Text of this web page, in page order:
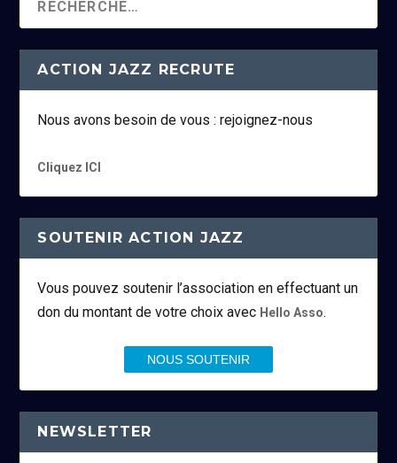
ACTION JAZZ RECRUTE
Nous avons besoin de vous : rejoignez-nous
Cliquez ICI
SOUTENIR ACTION JAZZ
Vous pouvez soutenir l’association en effectuant un
don du montant de votre choix avec Hello Asso.
NOUS SOUTENIR
NEWSLETTER